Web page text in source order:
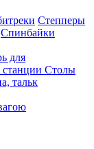
Степперы
Спинбайки
для
Столы
тальк